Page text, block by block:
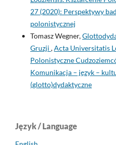
27 (2020): Perspektywy
polonistycznej
Tomasz Wegner,
Gruzji ,Acta Universitatis
Polonistyczne
Komunikacja – język –
(glotto)dydaktyczne
Język / Language